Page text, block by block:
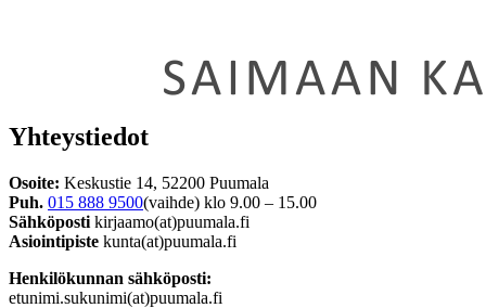
Yhteystiedot
Osoite: Keskustie 14, 52200 Puumala
Puh. 015 888 9500(vaihde) klo 9.00 – 15.00
Sähköposti kirjaamo(at)puumala.fi
Asiointipiste kunta(at)puumala.fi
Henkilökunnan sähköposti:
etunimi.sukunimi(at)puumala.fi